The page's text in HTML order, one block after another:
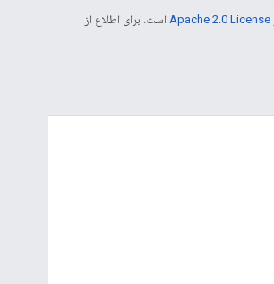
Apache 2.0 License است. برای اطلاع از